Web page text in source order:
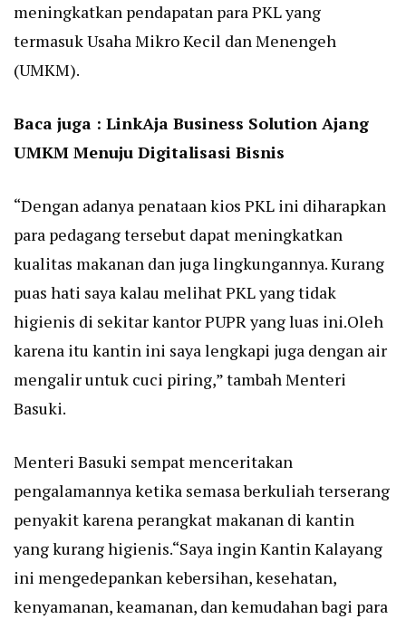
meningkatkan pendapatan para PKL yang
termasuk Usaha Mikro Kecil dan Menengeh
(UMKM).
Baca juga : LinkAja Business Solution Ajang
UMKM Menuju Digitalisasi Bisnis
“Dengan adanya penataan kios PKL ini diharapkan
para pedagang tersebut dapat meningkatkan
kualitas makanan dan juga lingkungannya. Kurang
puas hati saya kalau melihat PKL yang tidak
higienis di sekitar kantor PUPR yang luas ini.Oleh
karena itu kantin ini saya lengkapi juga dengan air
mengalir untuk cuci piring,” tambah Menteri
Basuki.
Menteri Basuki sempat menceritakan
pengalamannya ketika semasa berkuliah terserang
penyakit karena perangkat makanan di kantin
yang kurang higienis.“Saya ingin Kantin Kalayang
ini mengedepankan kebersihan, kesehatan,
kenyamanan, keamanan, dan kemudahan bagi para